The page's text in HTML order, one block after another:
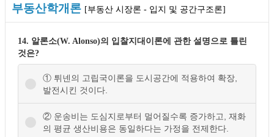
부동산학개론 [부동산 시장론 - 입지 및 공간구조론]
14. 알론소(W. Alonso)의 입찰지대이론에 관한 설명으로 틀린
것은?
① 튀넨의 고립국이론을 도시공간에 적용하여 확장,
발전시킨 것이다.
② 운송비는 도심지로부터 멀어질수록 증가하고, 재화
의 평균 생산비용은 동일하다는 가정을 전제한다.